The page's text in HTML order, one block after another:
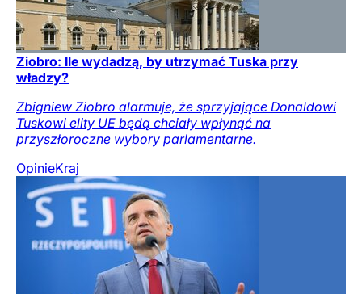
Ziobro: Ile wydadzą, by utrzymać Tuska przy
władzy?
Zbigniew Ziobro alarmuje, że sprzyjające Donaldowi
Tuskowi elity UE będą chciały wpłynąć na
przyszłoroczne wybory parlamentarne.
OpinieKraj